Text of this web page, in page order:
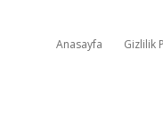
Anasayfa Gizlilik